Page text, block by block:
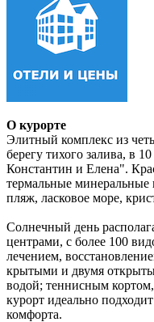
О курорте
Элитный комплекс из
берегу тихого залива, в
Константин и Елена".
термальные
пляж, ласковое море,
Солнечный день
центрами, с более 100
лечением,
крытыми и двумя
водой; теннисным
курорт идеально
комфорта.